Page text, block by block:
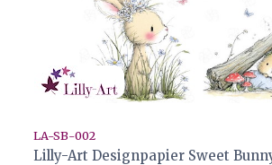
LA-SB-002
Lilly-Art Designpapier Sweet